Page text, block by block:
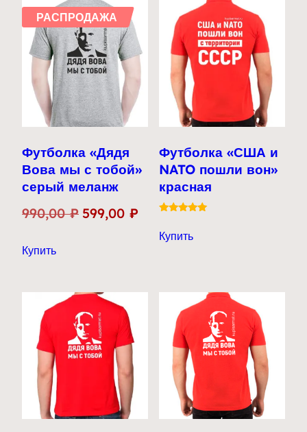
Футболка «Дядя
Вова мы с тобой»
серый меланж
990,00₽ Первоначальная
599,00 ₽ Текущая
цена:
Купитьтовар
несколько
вариаций.
Опции
можно
выбрать
на
странице
товара.
РАСПРОДАЖА
Футболка «США и
NATO пошли вон»
красная
из 5
Купить